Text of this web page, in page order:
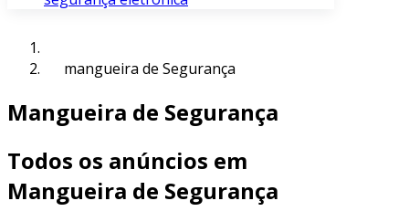
mangueira de Segurança
Mangueira de Segurança
Todos os anúncios em
Mangueira de Segurança